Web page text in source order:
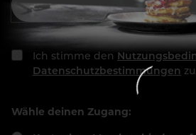
Ich stimme den
Datenschutzbestimmungen zu.
Wähle deinen Zugang: